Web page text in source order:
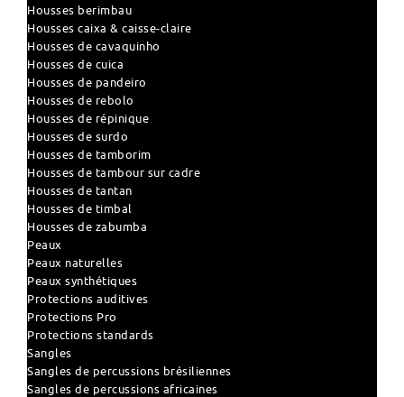
Housses berimbau
Housses caixa & caisse-claire
Housses de cavaquinho
Housses de cuica
Housses de pandeiro
Housses de rebolo
Housses de répinique
Housses de surdo
Housses de tamborim
Housses de tambour sur cadre
Housses de tantan
Housses de timbal
Housses de zabumba
Peaux
Peaux naturelles
Peaux synthétiques
Protections auditives
Protections Pro
Protections standards
Sangles
Sangles de percussions brésiliennes
Sangles de percussions africaines